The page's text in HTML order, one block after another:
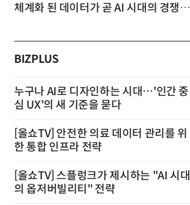
체계화 된 데이터가 곧 AI 시대의 경쟁력이다
BIZPLUS
누구나 AI로 디자인하는 시대…'인간 중
심 UX'의 새 기준을 묻다
[올쇼TV] 안전한 의료 데이터 관리를 위
한 통합 인프라 전략
[올쇼TV] 스플렁크가 제시하는 "AI 시대
의 옵저버빌리티" 전략